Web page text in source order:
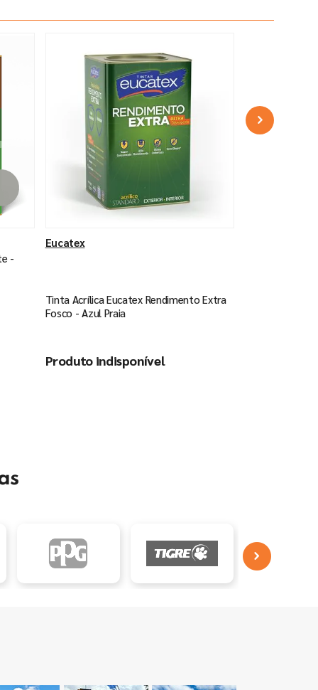
-
Eucatex
Tinta Acrílica Eucatex Rendimento Extra
Fosco - Azul Praia
Produto indisponível